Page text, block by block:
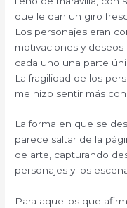
que le dan un giro
Los personajes eran
motivaciones y deseos
cada uno una parte
La fragilidad de los
me hizo sentir más
La forma en que se
parece saltar de la
de arte, capturando
personajes y los
Para aquellos que